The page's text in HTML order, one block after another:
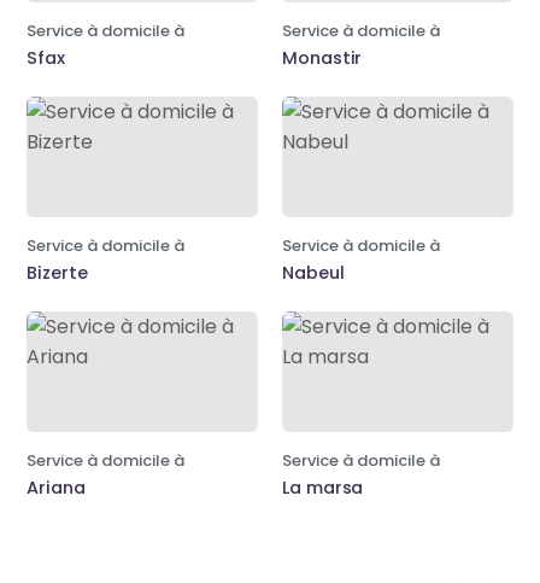
Service à domicile à
Sfax
Service à domicile à
Monastir
Service à domicile à
Bizerte
Service à domicile à
Nabeul
Service à domicile à
Ariana
Service à domicile à
La marsa